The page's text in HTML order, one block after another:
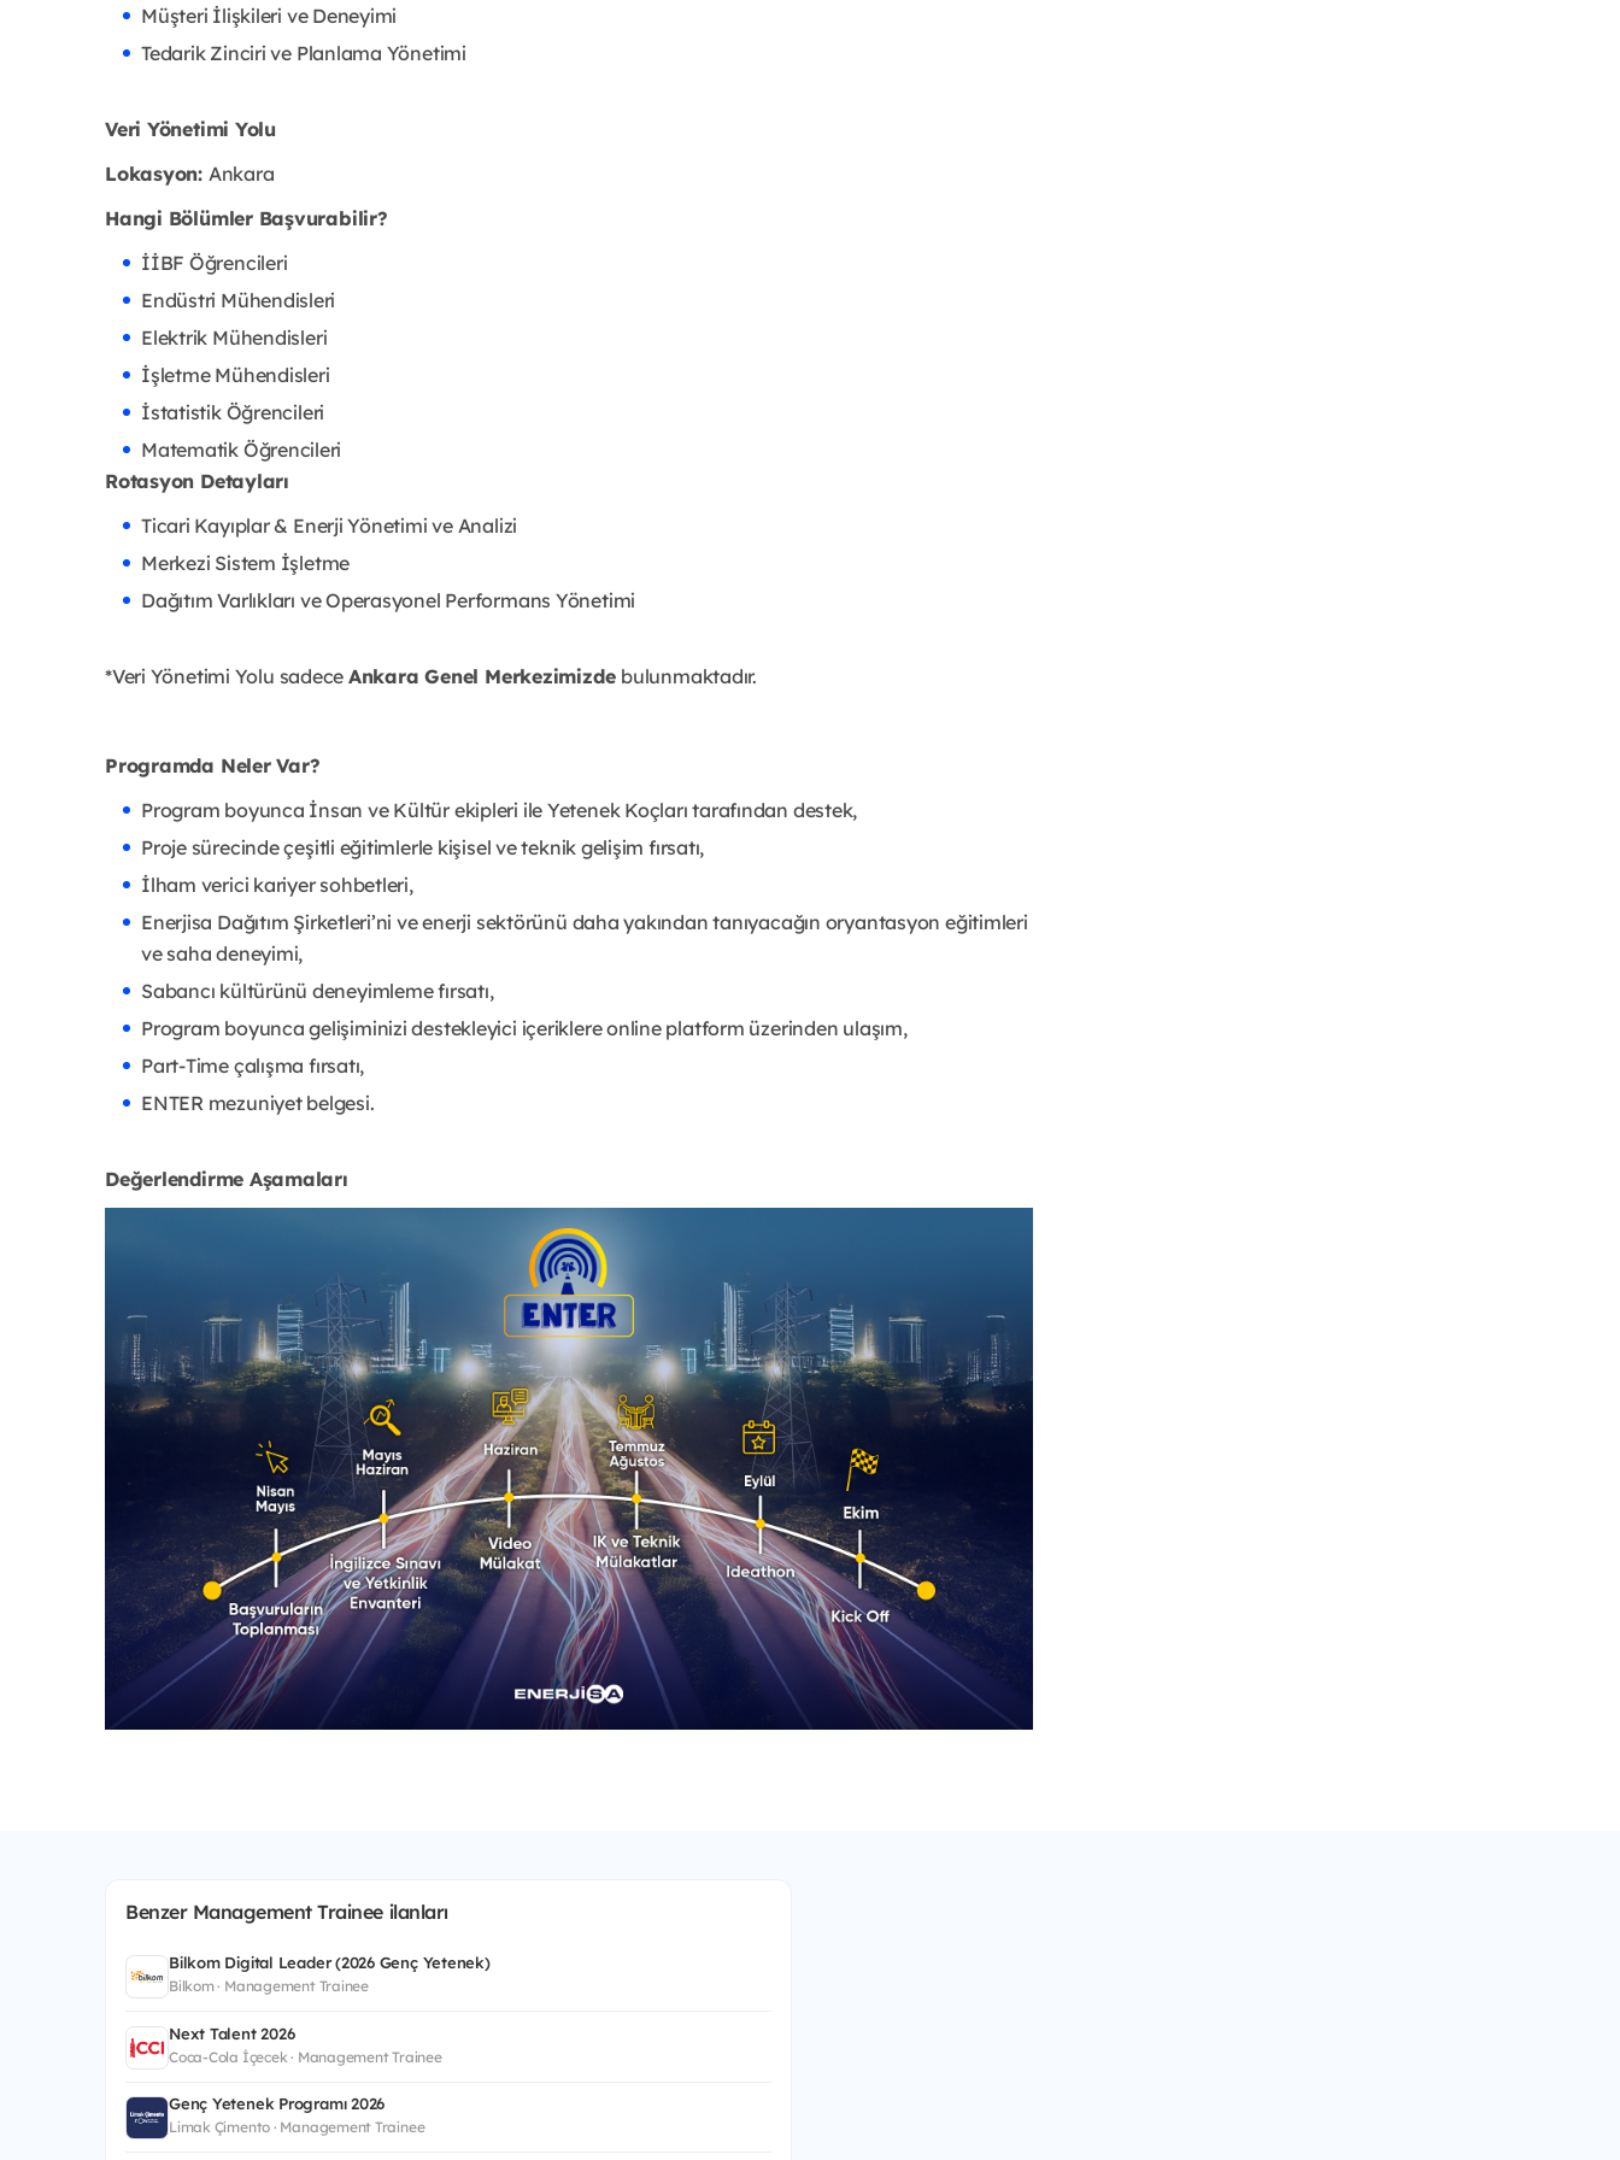
Müşteri İlişkileri ve Deneyimi
Tedarik Zinciri ve Planlama Yönetimi
Veri Yönetimi Yolu
Lokasyon: Ankara
Hangi Bölümler Başvurabilir?
İİBF Öğrencileri
Endüstri Mühendisleri
Elektrik Mühendisleri
İşletme Mühendisleri
İstatistik Öğrencileri
Matematik Öğrencileri
Rotasyon Detayları
Ticari Kayıplar & Enerji Yönetimi ve Analizi
Merkezi Sistem İşletme
Dağıtım Varlıkları ve Operasyonel Performans Yönetimi
*Veri Yönetimi Yolu sadece Ankara Genel Merkezimizde bulunmaktadır.
Programda Neler Var?
Program boyunca İnsan ve Kültür ekipleri ile Yetenek Koçları tarafından destek,
Proje sürecinde çeşitli eğitimlerle kişisel ve teknik gelişim fırsatı,
İlham verici kariyer sohbetleri,
Enerjisa Dağıtım Şirketleri’ni ve enerji sektörünü daha yakından tanıyacağın oryantasyon eğitimleri
ve saha deneyimi,
Sabancı kültürünü deneyimleme fırsatı,
Program boyunca gelişiminizi destekleyici içeriklere online platform üzerinden ulaşım,
Part-Time çalışma fırsatı,
ENTER mezuniyet belgesi.
Değerlendirme Aşamaları
Benzer Management Trainee ilanları
Bilkom Digital Leader (2026 Genç Yetenek)
Bilkom · Management Trainee
Next Talent 2026
Coca-Cola İçecek · Management Trainee
Genç Yetenek Programı 2026
Limak Çimento · Management Trainee